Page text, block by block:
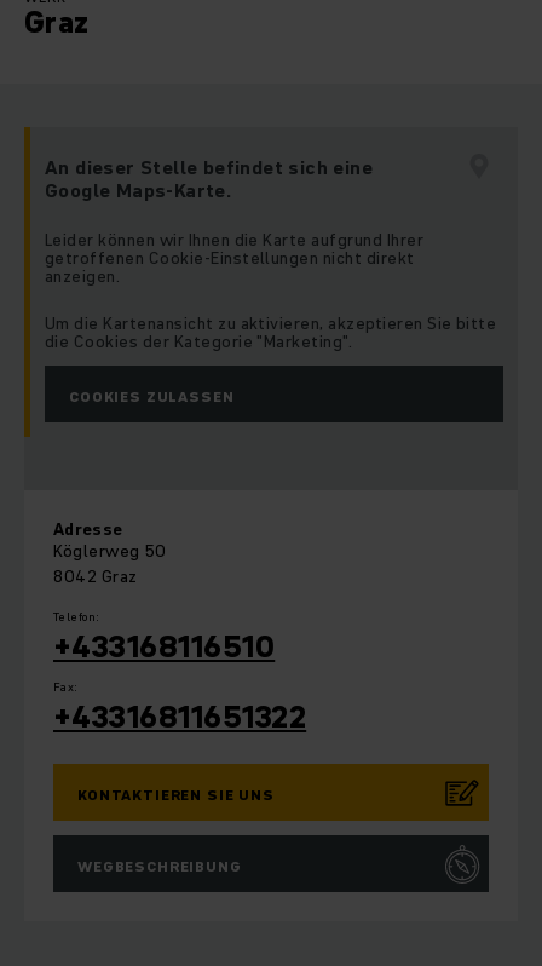
Graz
An dieser Stelle befindet sich eine
Google Maps-Karte.
Leider können wir Ihnen die Karte aufgrund Ihrer
getroffenen Cookie-Einstellungen nicht direkt
anzeigen.
Um die Kartenansicht zu aktivieren, akzeptieren Sie bitte
die Cookies der Kategorie "Marketing".
COOKIES ZULASSEN
Adresse
Köglerweg 50
8042 Graz
Telefon:
+433168116510
Fax:
+43316811651322
KONTAKTIEREN SIE UNS
WEGBESCHREIBUNG